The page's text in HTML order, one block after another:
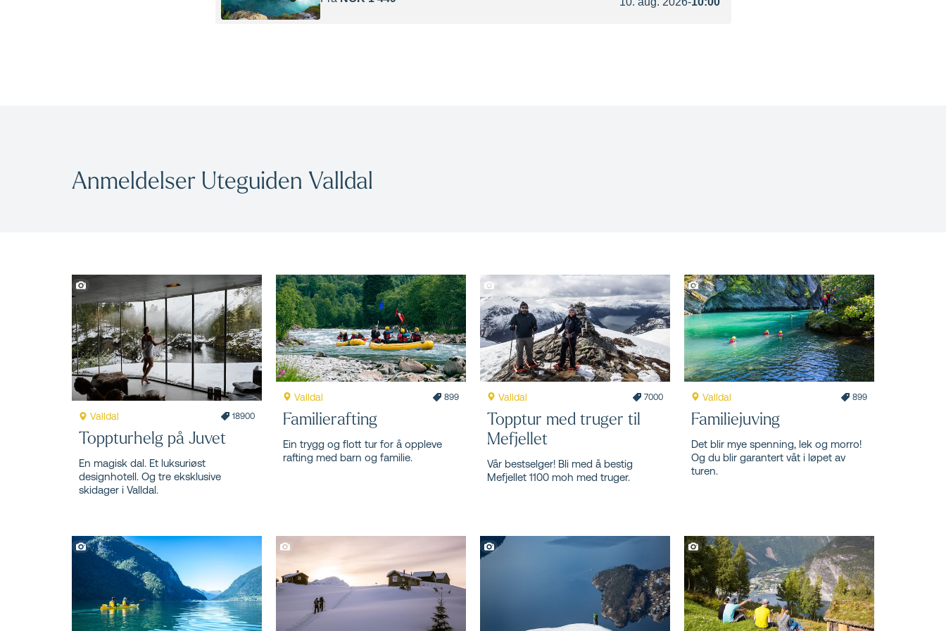
Anmeldelser Uteguiden Valldal
Valldal 18900
Toppturhelg på Juvet
En magisk dal. Et luksuriøst
designhotell. Og tre eksklusive
skidager i Valldal.
Valldal 899
Familierafting
Ein trygg og flott tur for å oppleve
rafting med barn og familie.
Valldal 7000
Topptur med truger til
Mefjellet
Vår bestselger! Bli med å bestig
Mefjellet 1100 moh med truger.
Valldal 899
Familiejuving
Det blir mye spenning, lek og morro!
Og du blir garantert våt i løpet av
turen.